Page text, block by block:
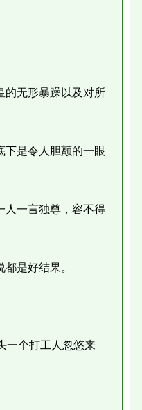
无形暴躁以及对所
是令人胆颤的一眼
一言独尊，容不得
是好结果。
个打工人忽悠来